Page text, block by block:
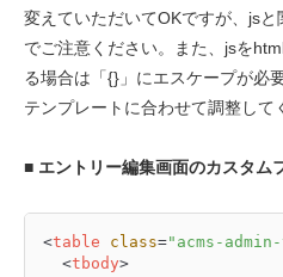
変えていただいてOKですが、js
でご注意ください。また、jsを
る場合は「{}」にエスケープが必
テンプレートに合わせて調整して
■ エントリー編集画面のカスタム
<table class="acms-
<tbody>